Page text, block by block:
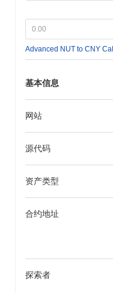
Advanced NUT to CNY
基本信息
网站
源代码
资产类型
合约地址
探索者
够参与决策过程和资源
促进无缝的跨链交易，
动。生态系统还通过与
战略合作伙伴关系得到
Nutcoin还提供了一整套
密货币领域的独特角色
动的项目。
你可以用Nutcoin做
NUT代币在其生态系统
（dApps）进行互动。
网络，这也可能提供赚
置。 此外，NUT代币持
态系统还包括支持NUT
功能的平台，促进了一
Nutcoin仍然活跃
Nutcoin通过2023年9月